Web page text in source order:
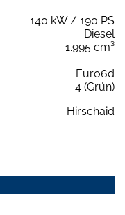
140 kW / 190 PS
Diesel
1.995 cm³
Euro6d
4 (Grün)
Hirschaid